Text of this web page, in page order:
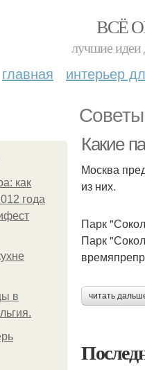
ВСЁ
лучшие идеи
главная интерьер
как
года
в
Какие
Москва
из них.
Парк
Парк
читать